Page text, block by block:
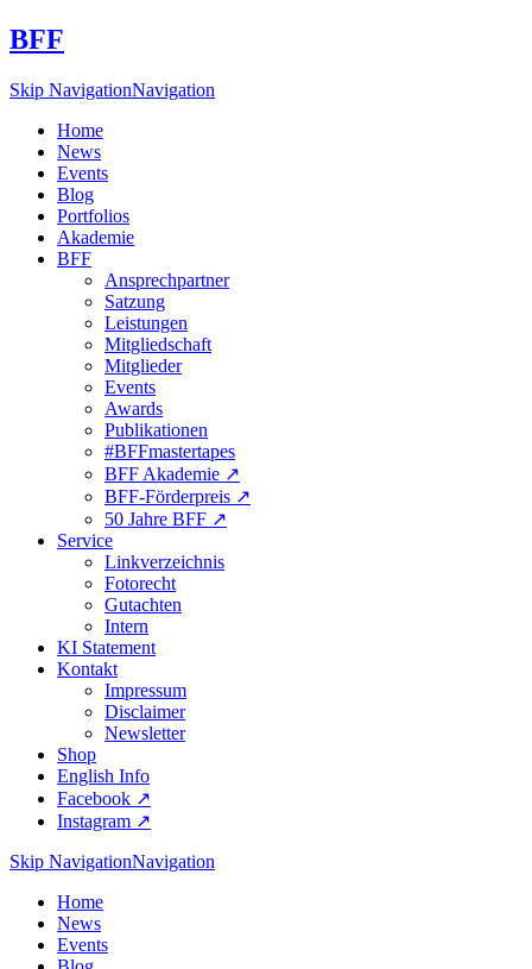
BFF
Skip NavigationNavigation
Home
News
Events
Blog
Portfolios
Akademie
BFF
Ansprechpartner
Satzung
Leistungen
Mitgliedschaft
Mitglieder
Events
Awards
Publikationen
#BFFmastertapes
BFF Akademie ↗︎
BFF-Förderpreis ↗︎
50 Jahre BFF ↗︎
Service
Linkverzeichnis
Fotorecht
Gutachten
Intern
KI Statement
Kontakt
Impressum
Disclaimer
Newsletter
Shop
English Info
Facebook ↗︎
Instagram ↗︎
Skip NavigationNavigation
Home
News
Events